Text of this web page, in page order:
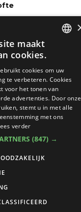
de
wekelijkse updates
bouwen en
maakt
cookies.
cookies om uw
te verbeteren. Cookies
voor het tonen van
advertenties. Door onze
stemt u in met alle
met ons
verder
(847) →